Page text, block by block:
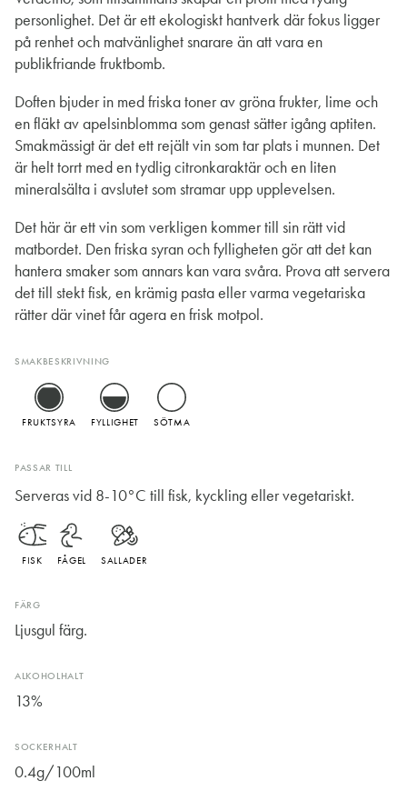
personlighet. Det är ett ekologiskt hantverk där fokus ligger
på renhet och matvänlighet snarare än att vara en
publikfriande fruktbomb.
Doften bjuder in med friska toner av gröna frukter, lime och
en fläkt av apelsinblomma som genast sätter igång aptiten.
Smakmässigt är det ett rejält vin som tar plats i munnen. Det
är helt torrt med en tydlig citronkaraktär och en liten
mineralsälta i avslutet som stramar upp upplevelsen.
Det här är ett vin som verkligen kommer till sin rätt vid
matbordet. Den friska syran och fylligheten gör att det kan
hantera smaker som annars kan vara svåra. Prova att servera
det till stekt fisk, en krämig pasta eller varma vegetariska
rätter där vinet får agera en frisk motpol.
SMAKBESKRIVNING
FRUKTSYRA FYLLIGHET SÖTMA
PASSAR TILL
Serveras vid 8-10°C till fisk, kyckling eller vegetariskt.
FISK FÅGEL SALLADER
FÄRG
Ljusgul färg.
ALKOHOLHALT
13%
SOCKERHALT
0.4g/100ml